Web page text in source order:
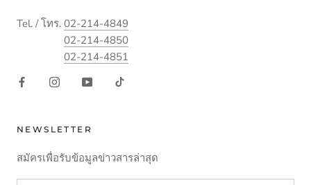
Tel. / โทร. 02-214-4849
02-214-4850
02-214-4851
NEWSLETTER
สมัครเพื่อรับข้อมูลข่าวสารล่าสุด